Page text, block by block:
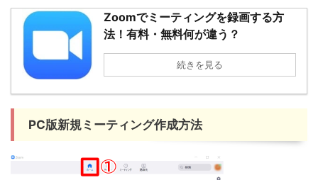
Zoomでミーティングを録画する方
法！有料・無料何が違う？
続きを見る
PC版新規ミーティング作成方法